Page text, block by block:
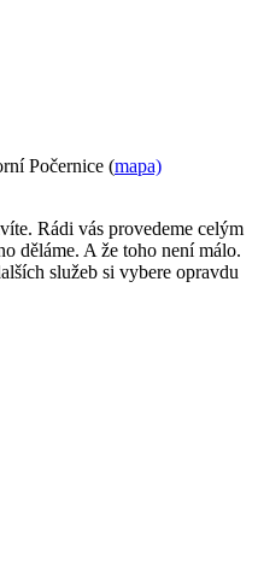
Počernice (mapa)
Rádi vás provedeme celým
děláme. A že toho není málo.
služeb si vybere opravdu